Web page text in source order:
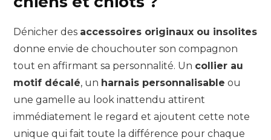
Dénicher des accessoires originaux ou insolites
donne envie de chouchouter son compagnon
tout en affirmant sa personnalité. Un collier au
motif décalé, un harnais personnalisable ou
une gamelle au look inattendu attirent
immédiatement le regard et ajoutent cette note
unique qui fait toute la différence pour chaque